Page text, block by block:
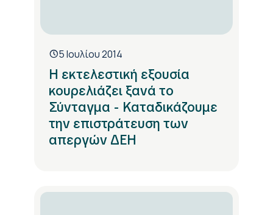
5 Ιουλίου 2014
Η εκτελεστική εξουσία
κουρελιάζει ξανά το
Σύνταγμα - Καταδικάζουμε
την επιστράτευση των
απεργών ΔΕΗ